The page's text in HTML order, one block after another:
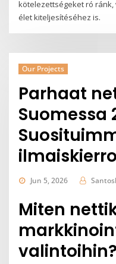
kötelezettségeket ró
élet kiteljesítéséhez is.
Our Projects
Parhaat
Suomessa
Jun 5, 2026
Miten
valintoihin?